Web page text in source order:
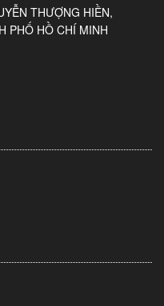
THƯỢNG HIỀN,
PHỐ HỒ CHÍ MINH